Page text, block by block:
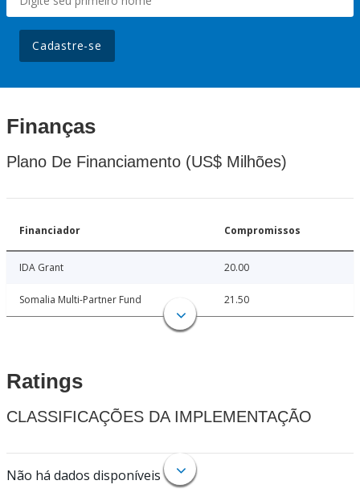
Cadastre-se
Finanças
Plano De Financiamento (US$ Milhões)
Financiador Compromissos
IDA Grant 20.00
Somalia Multi-Partner Fund 21.50
Ratings
CLASSIFICAÇÕES DA IMPLEMENTAÇÃO
Não há dados disponíveis